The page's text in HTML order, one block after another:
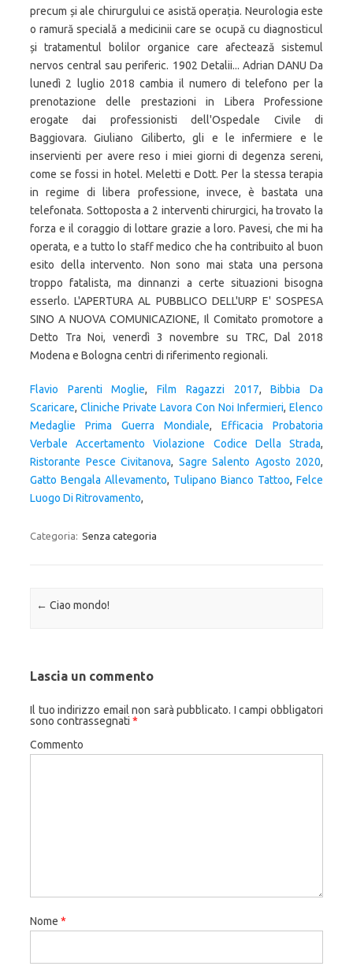
Flavio Parenti Moglie,Film Ragazzi 2017,Bibbia Da
Scaricare, Cliniche Private Lavora Con Noi Infermieri, Elenco
Medaglie Prima Guerra Mondiale, Efficacia Probatoria
Verbale Accertamento Violazione Codice Della Strada,
Ristorante Pesce Civitanova, Sagre Salento Agosto 2020,
Gatto Bengala Allevamento, Tulipano Bianco Tattoo, Felce
Luogo Di Ritrovamento,
Categoria: Senza categoria
Navigazione articolo
← Ciao mondo!
Lascia un commento
Il tuo indirizzo email non sarà pubblicato. I campi obbligatori
sono contrassegnati *
Commento
Nome *